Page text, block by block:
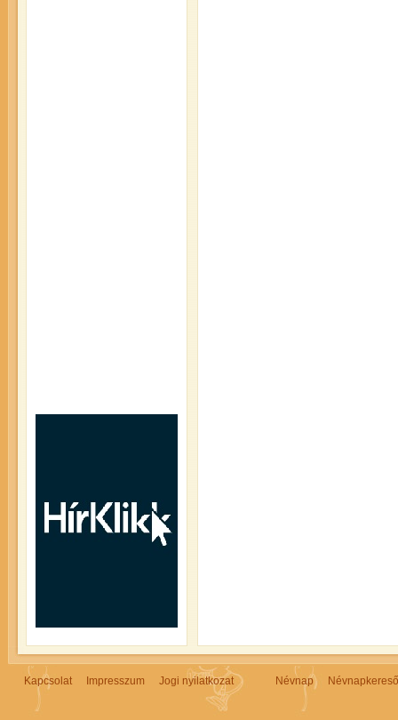
Kapcsolat Impresszum Jogi nyilatkozat Névnap Névnapkereső